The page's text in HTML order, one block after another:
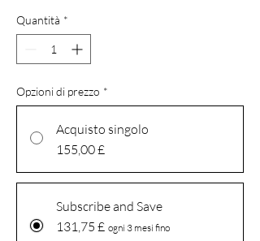
Quantità *
Opzioni di prezzo *
Acquisto singolo
155,00 £
Subscribe and Save
131,75 £ ogni 3 mesi fino